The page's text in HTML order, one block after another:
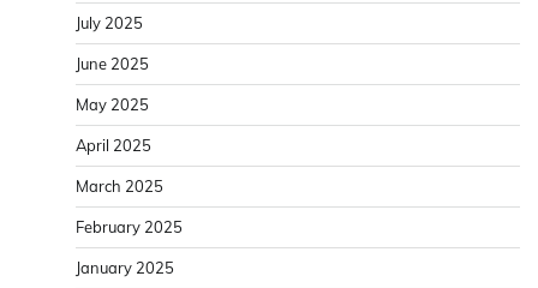
July 2025
June 2025
May 2025
April 2025
March 2025
February 2025
January 2025